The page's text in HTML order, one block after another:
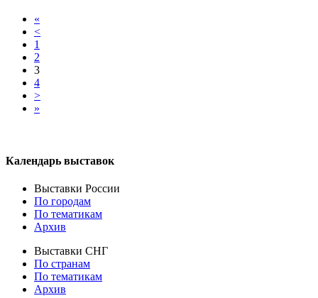
«
<
1
2
3
4
>
»
Календарь выставок
Выставки России
По городам
По тематикам
Архив
Выставки СНГ
По странам
По тематикам
Архив